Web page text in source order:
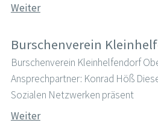
Weiter
Burschenverein
Burschenverein Kleinhelfendorf
Ansprechpartner: Konrad Höß
Sozialen Netzwerken präsent
Weiter